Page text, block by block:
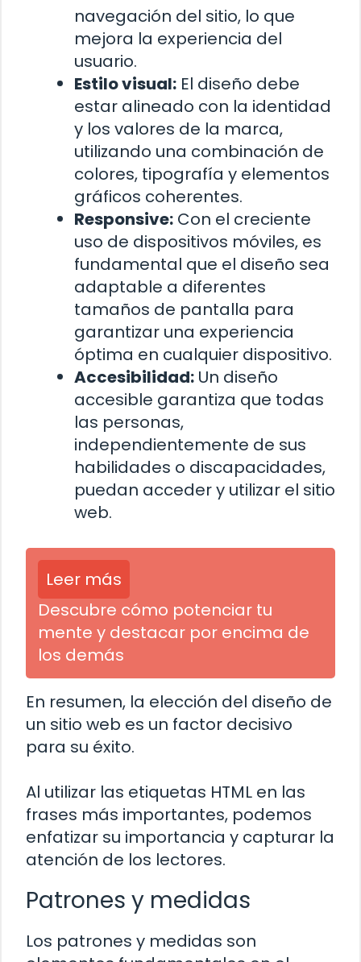
navegación del sitio, lo que
mejora la experiencia del
usuario.
Estilo visual: El diseño debe
estar alineado con la identidad
y los valores de la marca,
utilizando una combinación de
colores, tipografía y elementos
gráficos coherentes.
Responsive: Con el creciente
uso de dispositivos móviles, es
fundamental que el diseño sea
adaptable a diferentes
tamaños de pantalla para
garantizar una experiencia
óptima en cualquier dispositivo.
Accesibilidad: Un diseño
accesible garantiza que todas
las personas,
independientemente de sus
habilidades o discapacidades,
puedan acceder y utilizar el sitio
web.
Leer más
Descubre cómo potenciar tu
mente y destacar por encima de
los demás
En resumen, la elección del diseño de
un sitio web es un factor decisivo
para su éxito.
Al utilizar las etiquetas HTML en las
frases más importantes, podemos
enfatizar su importancia y capturar la
atención de los lectores.
Patrones y medidas
Los patrones y medidas son